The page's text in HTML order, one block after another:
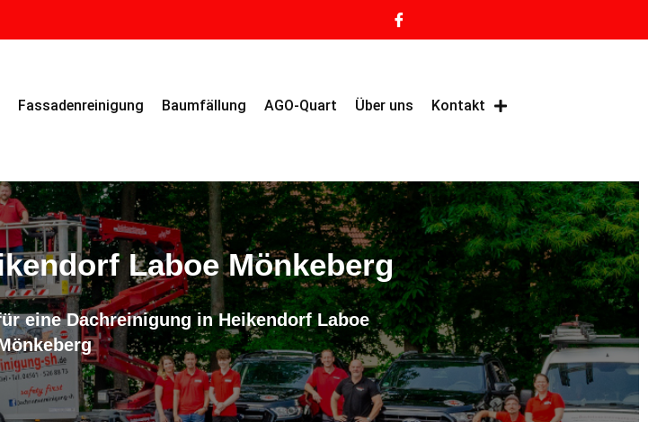
Fassadenreinigung Baumfällung AGO-Quart Über uns Kontakt
Laboe Mönkeberg
eine Dachreinigung in Heikendorf Laboe